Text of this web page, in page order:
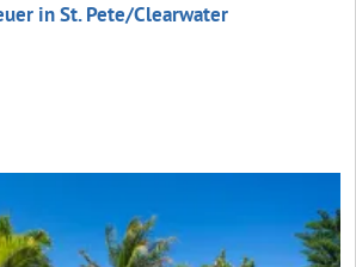
in St. Pete/Clearwater